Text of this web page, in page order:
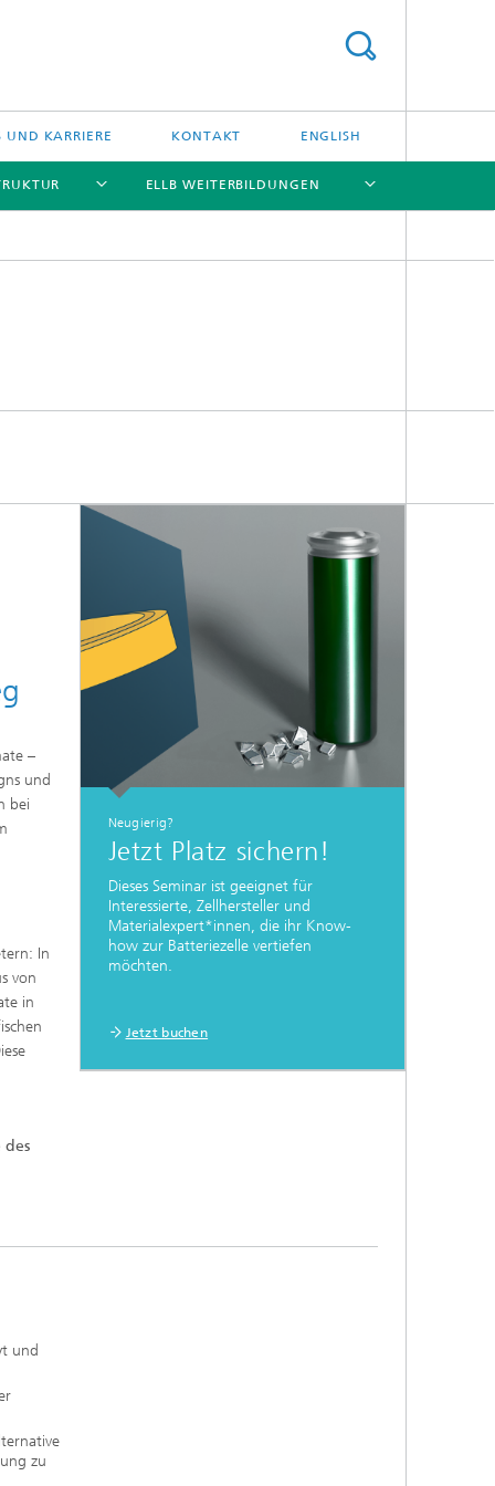
UND KARRIERE KONTAKT ENGLISH
ELLB WEITERBILDUNGEN
–
und
bei
In
von
in
des
Neugierig?
Jetzt Platz sichern!
Dieses Seminar ist geeignet für
Interessierte, Zellhersteller und
Materialexpert*innen, die ihr Know-
how zur Batteriezelle vertiefen
möchten.
Jetzt buchen
und
zu